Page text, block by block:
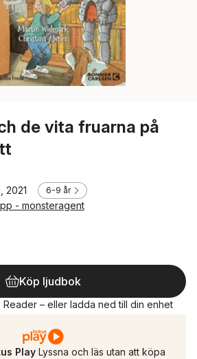
de vita fruarna på
2021 6-9 år
- monsteragent
antal röster:
Köp ljudbok
Reader – eller ladda ned till din enhet
Play Lyssna och läs utan att köpa